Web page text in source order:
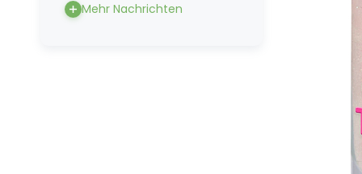
Mehr Nachrichten